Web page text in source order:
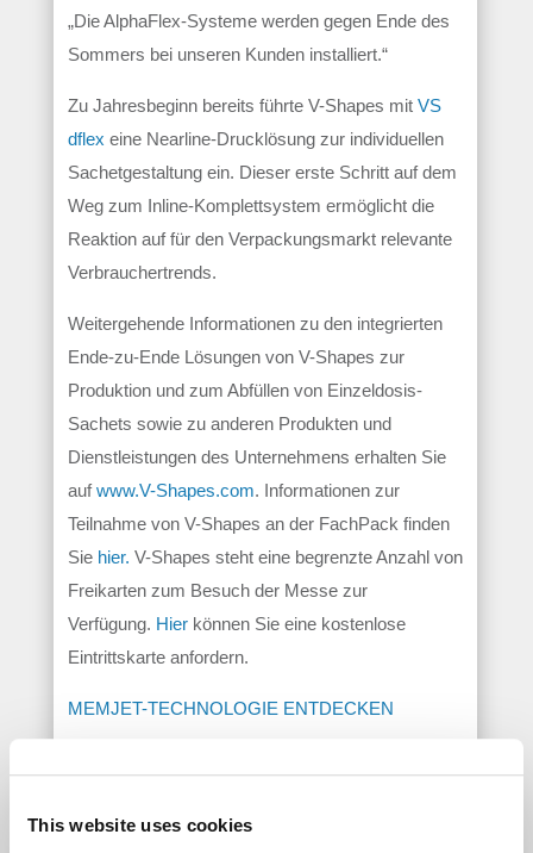
This website uses cookies
„Die AlphaFlex-Systeme werden gegen Ende des
Sommers bei unseren Kunden installiert.“
Zu Jahresbeginn bereits führte V-Shapes mit VS
dflex eine Nearline-Drucklösung zur individuellen
Sachetgestaltung ein. Dieser erste Schritt auf dem
Weg zum Inline-Komplettsystem ermöglicht die
Reaktion auf für den Verpackungsmarkt relevante
Verbrauchertrends.
Weitergehende Informationen zu den integrierten
Ende-zu-Ende Lösungen von V-Shapes zur
Produktion und zum Abfüllen von Einzeldosis-
Sachets sowie zu anderen Produkten und
Dienstleistungen des Unternehmens erhalten Sie
aufwww.V-Shapes.com. Informationen zur
Teilnahme von V-Shapes an der FachPack finden
Sie hier. V-Shapes steht eine begrenzte Anzahl von
Freikarten zum Besuch der Messe zur
Verfügung. Hierkönnen Sie eine kostenlose
Eintrittskarte anfordern.
MEMJET-TECHNOLOGIE ENTDECKEN
Gütesiegel Powered by Memjet zu erhalten.